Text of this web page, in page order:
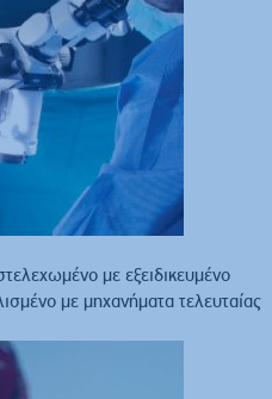
με εξειδικευμένο
με μηχανήματα τελευταίας